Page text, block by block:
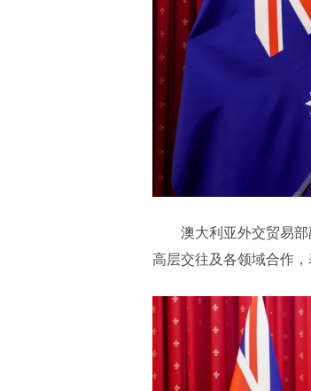
澳大利亚外交贸易
高层交往及各领域合作